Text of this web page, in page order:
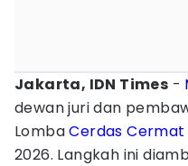
Jakarta, IDN Times -
dewan juri dan
LombaCerdas Cermat
2026. Langkah ini